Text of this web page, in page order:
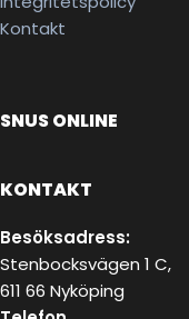
Kontakt
SNUS ONLINE
KONTAKT
Besöksadress:
Stenbocksvägen 1 C,
611 66 Nyköping